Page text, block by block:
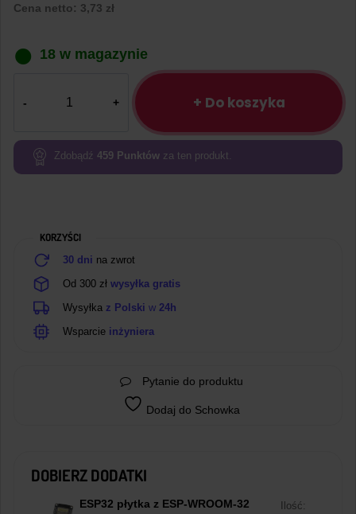
Cena netto: 3,73 zł
18 w magazynie
8
+ Do koszyka
Zdobądź 459 Punktów za ten produkt.
KORZYŚCI
30 dni na zwrot
Od 300 zł wysyłka gratis
Wysyłka z Polski w 24h
Wsparcie inżyniera
Pytanie do produktu
Dodaj do Schowka
DOBIERZ DODATKI
ESP32 płytka z ESP-WROOM-32
Ilość: